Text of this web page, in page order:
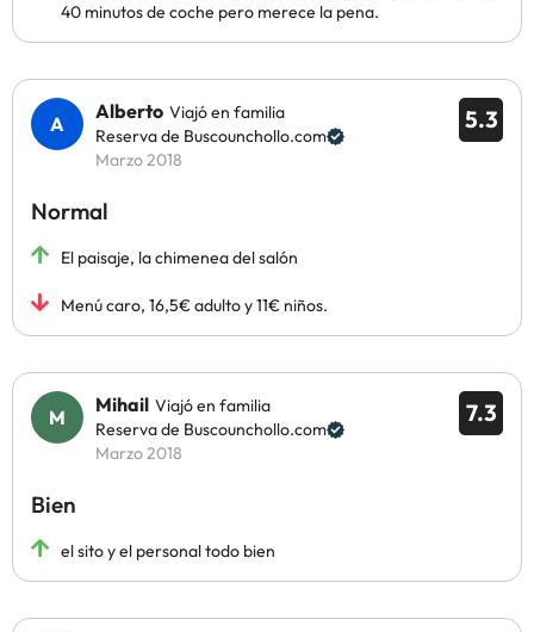
40 minutos de coche pero merece la pena.
5.3
Alberto Viajó en familia
Reserva de Buscounchollo.com
Marzo 2018
Normal
El paisaje, la chimenea del salón
Menú caro, 16,5€ adulto y 11€ niños.
7.3
Mihail Viajó en familia
Reserva de Buscounchollo.com
Marzo 2018
Bien
el sito y el personal todo bien